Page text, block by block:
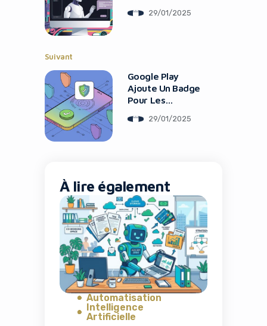
29/01/2025
Suivant
Google Play
Ajoute Un Badge
Pour Les
De Confiance
29/01/2025
À lire également
Automatisation
Intelligence
Artificielle
Yes, I will turn off Ad-Blocker